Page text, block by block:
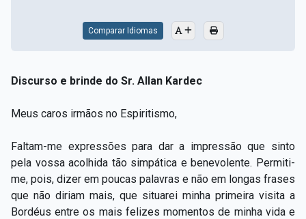
Comparar Idiomas
Discurso e brinde do Sr. Allan Kardec
Meus caros irmãos no Espiritismo,
Faltam-me expressões para dar a impressão que sinto
pela vossa acolhida tão simpática e benevolente. Permiti-
me, pois, dizer em poucas palavras e não em longas frases
que não diriam mais, que situarei minha primeira visita a
Bordéus entre os mais felizes momentos de minha vida e